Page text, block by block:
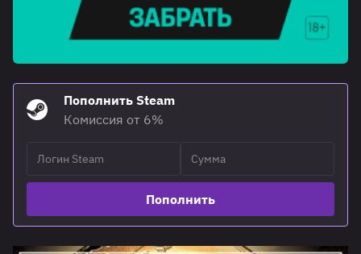
Пополнить Steam
Комиссия от 6%
Пополнить